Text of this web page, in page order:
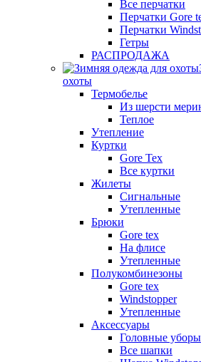
Все перчатки
Перчатки Gore
Перчатки
Гетры
РАСПРОДАЖА
охоты
Термобелье
Из шерсти
Теплое
Утепление
Куртки
Gore Tex
Все куртки
Жилеты
Сигнальные
Утепленные
Брюки
Gore tex
На флисе
Утепленные
Полукомбинезоны
Gore tex
Windstopper
Утепленные
Аксессуары
Головные уборы
Все шапки